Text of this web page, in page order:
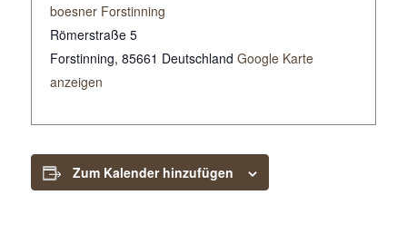
boesner Forstinning
Römerstraße 5
Forstinning, 85661 Deutschland Google Karte
anzeigen
Zum Kalender hinzufügen